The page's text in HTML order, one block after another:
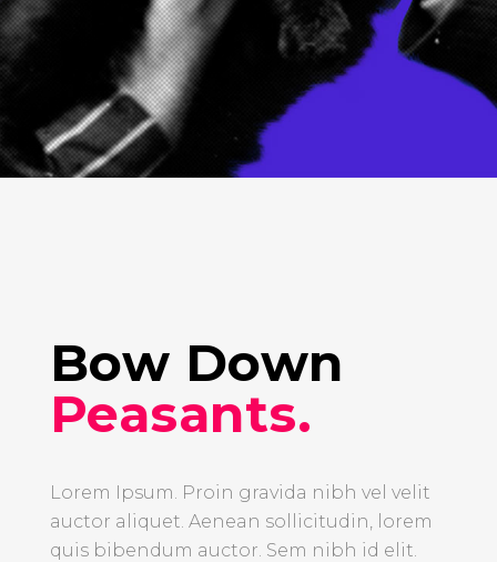
Bow Down
Peasants.
Lorem Ipsum. Proin gravida nibh vel velit
auctor aliquet. Aenean sollicitudin, lorem
quis bibendum auctor. Sem nibh id elit.